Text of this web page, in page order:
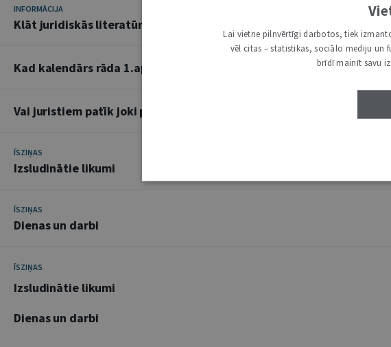
INFORMĀCIJA
Klāt juridiskās literatūras plauktā
Kad kalendārs rāda 1.aprīli
Vai juristiem patīk joki par juristiem
ĪSZIŅAS
Izsludinātie likumi
ĪSZIŅAS
Dienas un darbi
ĪSZIŅAS
Izsludinātie likumi
Dienas un darbi
Lai vietne pilnvērtīgi darbotos, tiek
vēl citas – statistikas, sociālo mediju un
brīdī mainīt savu